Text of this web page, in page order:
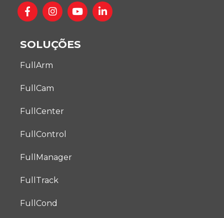
SOLUÇÕES
FullArm
FullCam
FullCenter
FullControl
FullManager
FullTrack
FullCond